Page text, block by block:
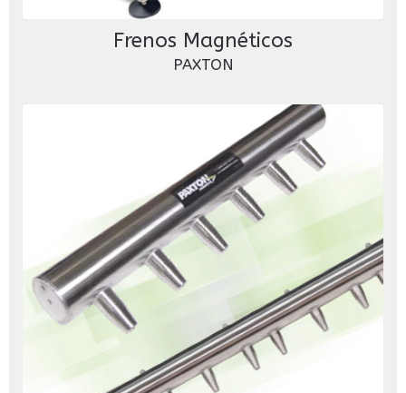
Frenos Magnéticos
PAXTON